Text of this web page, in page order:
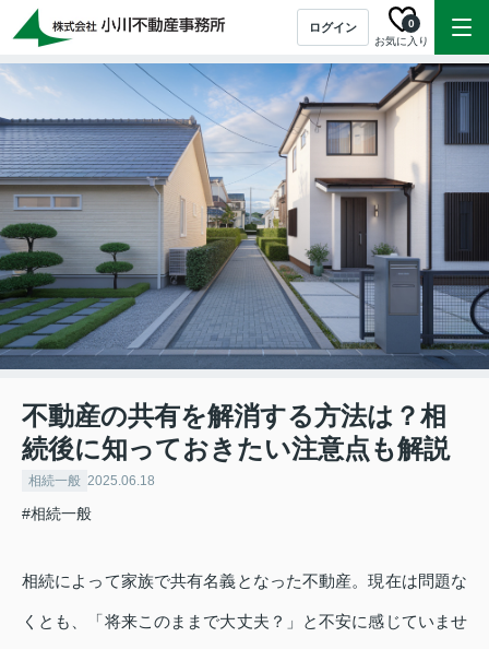
ログイン
お気に入り
0
不動産の共有を解消する方法は？相
続後に知っておきたい注意点も解説
相続一般 2025.06.18
#相続一般
相続によって家族で共有名義となった不動産。現在は問題な
くとも、「将来このままで大丈夫？」と不安に感じていませ